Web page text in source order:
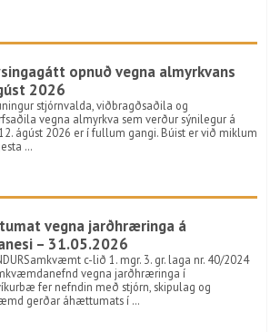
opnuð vegna almyrkvans
2026
stjórnvalda, viðbragðsaðila og
vegna almyrkva sem verður sýnilegur á
ágúst 2026 er í fullum gangi. Búist er við miklum
…
vegna jarðhræringa á
– 31.05.2026
c-lið 1. mgr. 3. gr. laga nr. 40/2024
vegna jarðhræringa í
fer nefndin með stjórn, skipulag og
gerðar áhættumats í …